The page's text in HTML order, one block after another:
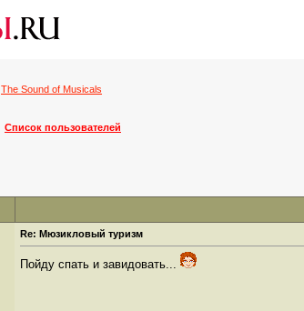
The Sound of Musicals
Список пользователей
Re: Мюзикловый туризм
Пойду спать и завидовать...